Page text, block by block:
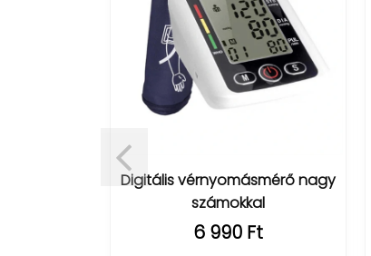
Digitális vérnyomásmérő nagy
számokkal
6 990 Ft